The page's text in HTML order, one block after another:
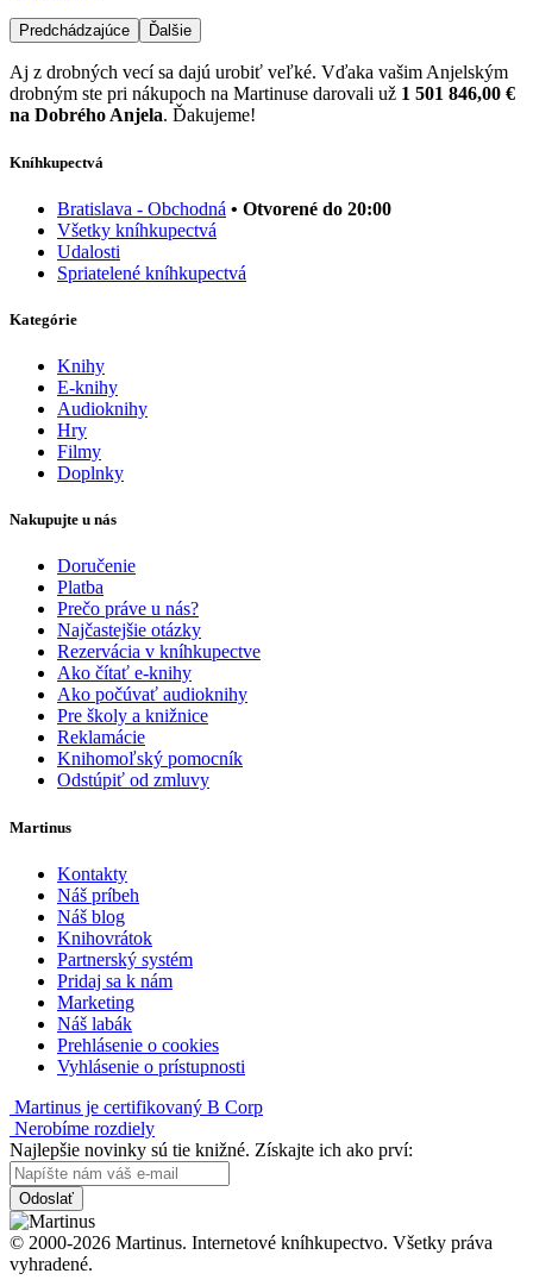
Predchádzajúce Ďalšie
Aj z drobných vecí sa dajú urobiť veľké. Vďaka vašim Anjelským
drobným ste pri nákupoch na Martinuse darovali už 1 501 846,00 €
na Dobrého Anjela. Ďakujeme!
Kníhkupectvá
Bratislava - Obchodná • Otvorené do 20:00
Všetky kníhkupectvá
Udalosti
Spriatelené kníhkupectvá
Kategórie
Knihy
E-knihy
Audioknihy
Hry
Filmy
Doplnky
Nakupujte u nás
Doručenie
Platba
Prečo práve u nás?
Najčastejšie otázky
Rezervácia v kníhkupectve
Ako čítať e-knihy
Ako počúvať audioknihy
Pre školy a knižnice
Reklamácie
Knihomoľský pomocník
Odstúpiť od zmluvy
Martinus
Kontakty
Náš príbeh
Náš blog
Knihovrátok
Partnerský systém
Pridaj sa k nám
Marketing
Náš labák
Prehlásenie o cookies
Vyhlásenie o prístupnosti
Martinus je certifikovaný B Corp
Nerobíme rozdiely
Najlepšie novinky sú tie knižné. Získajte ich ako prví:
Odoslať
© 2000-2026 Martinus. Internetové kníhkupectvo. Všetky práva
vyhradené.